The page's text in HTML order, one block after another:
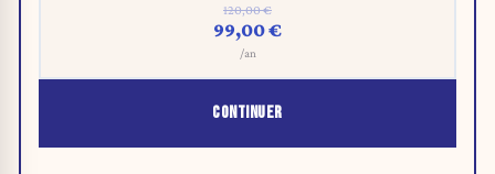
120,00 €
99,00 €
/an
CONTINUER